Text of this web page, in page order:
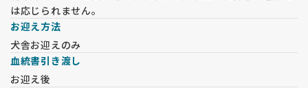
ます。
・65歳以上の方やお一人暮らしの方は、将来の引受けが可能な
方と同席いただき、承諾書に署名いただきます。（同居の親
族）
・同業者の方は犬舎名を事前にご連絡ください。一度は犬舎に
お越しいただき、現物確認が必須です。これが難しい場合、譲
は応じられません。
お迎え方法
犬舎お迎えのみ
血統書引き渡し
お迎え後